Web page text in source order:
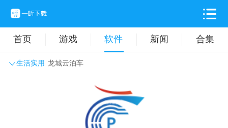
首页 游戏 软件 新闻 合集
生活实用 龙城云泊车
主题壁纸
拍摄美化 时尚购物